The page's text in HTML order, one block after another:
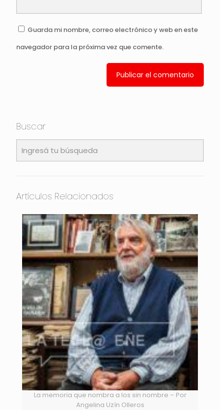
Guarda mi nombre, correo electrónico y web en este
navegador para la próxima vez que comente.
Buscar
Artículos Relacionados
La memoria que nombra a los sin nombre – Por
Angelina Uzín Olleros